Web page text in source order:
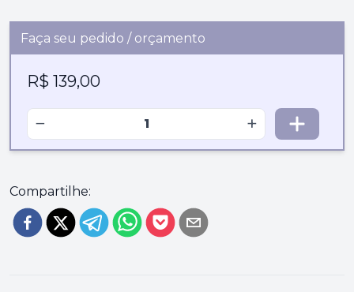
Faça seu pedido / orçamento
R$ 139,00
− +
Compartilhe: